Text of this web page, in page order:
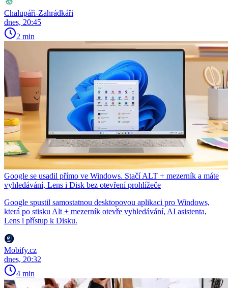
Chalupáři-Zahrádkáři
dnes, 20:45
2 min
Google se usadil přímo ve Windows. Stačí ALT + mezerník a máte
vyhledávání, Lens i Disk bez otevření prohlížeče
Google spustil samostatnou desktopovou aplikaci pro Windows,
která po stisku Alt + mezerník otevře vyhledávání, AI asistenta,
Lens i přístup k Disku.
Mobify.cz
dnes, 20:32
4 min